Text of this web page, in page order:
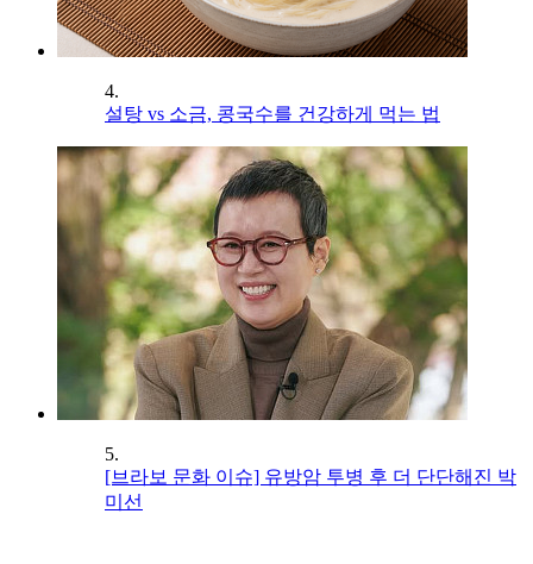
4.
설탕 vs 소금, 콩국수를 건강하게 먹는 법
5.
[브라보 문화 이슈] 유방암 투병 후 더 단단해진 박
미선